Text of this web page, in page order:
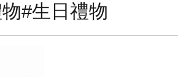
#生日禮物